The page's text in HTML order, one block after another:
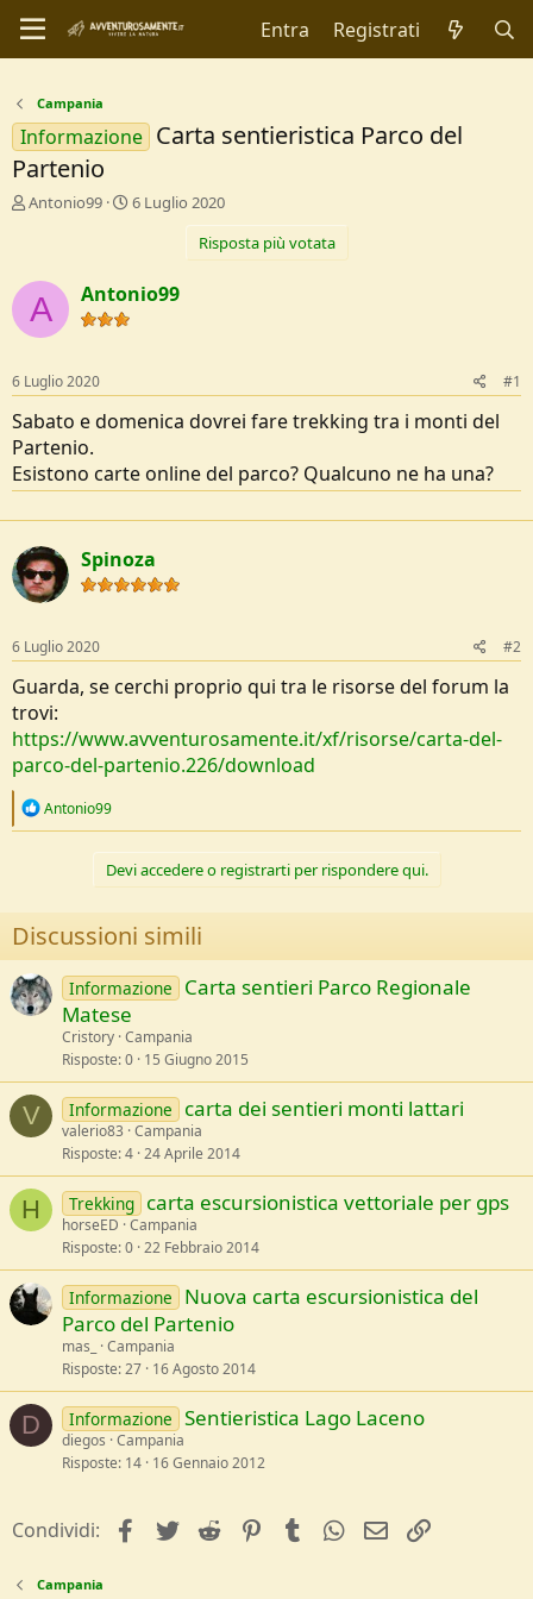
Entra Registrati
Campania
Informazione Carta sentieristica Parco del
Partenio
C
t
o
r
i
s
u
s
i
o
n
e
Antonio99
D
d
i
z
i
6 Luglio 2020
Risposta più votata
A Antonio99
6 Luglio 2020 #1
Sabato e domenica dovrei fare trekking tra i monti del
Partenio.
Esistono carte online del parco? Qualcuno ne ha una?
Spinoza
6 Luglio 2020 #2
Guarda, se cerchi proprio qui tra le risorse del forum la
trovi:
https://www.avventurosamente.it/xf/risorse/carta-del-
parco-del-partenio.226/download
R
n
s
:
Antonio99
Devi accedere o registrarti per rispondere qui.
Discussioni simili
Informazione
Carta sentieri Parco Regionale
Matese
Cristory Campania
Risposte 0 15 Giugno 2015
V Informazione carta dei sentieri monti lattari
valerio83 Campania
Risposte 4 24 Aprile 2014
H Trekking carta escursionistica vettoriale per gps
horseED Campania
Risposte 0 22 Febbraio 2014
Informazione
Nuova carta escursionistica del
Parco del Partenio
mas_
Campania
Risposte 27 16 Agosto 2014
D Informazione Sentieristica Lago Laceno
diegos Campania
Risposte 14 16 Gennaio 2012
Condividi: facebookTwitterReddit PinterestTumblrWhatsApp
e-mail
Campania